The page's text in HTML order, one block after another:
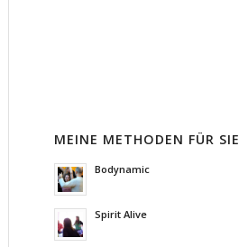
MEINE METHODEN FÜR SIE
Bodynamic
Spirit Alive